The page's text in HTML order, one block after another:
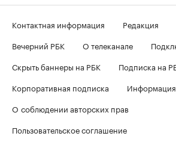
Контактная информация Редакция
Вечерний РБК
О телеканале
Скрыть баннеры на РБК
Подписка на
Корпоративная подписка
О соблюдении авторских прав
Пользовательское соглашение